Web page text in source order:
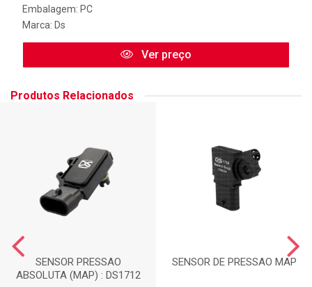
Embalagem: PC
Marca: Ds
Ver preço
Produtos Relacionados
SENSOR PRESSAO
ABSOLUTA (MAP) : DS1712
SENSOR DE PRESSAO MAP